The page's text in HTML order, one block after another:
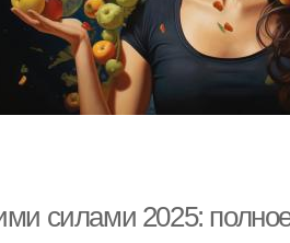
силами 2025: